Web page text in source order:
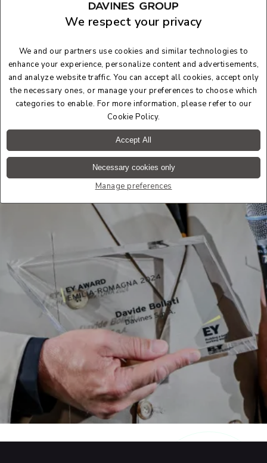
We respect your privacy
We and our partners use cookies and similar technologies to
enhance your experience, personalize content and advertisements,
and analyze website traffic. You can accept all cookies, accept only
the necessary ones, or manage your preferences to choose which
categories to enable. For more information, please refer to our
Cookie Policy.
Accept All
Necessary cookies only
Manage preferences
reazione a catena, così da
promuovere una nuova modello di
Davide Bollati